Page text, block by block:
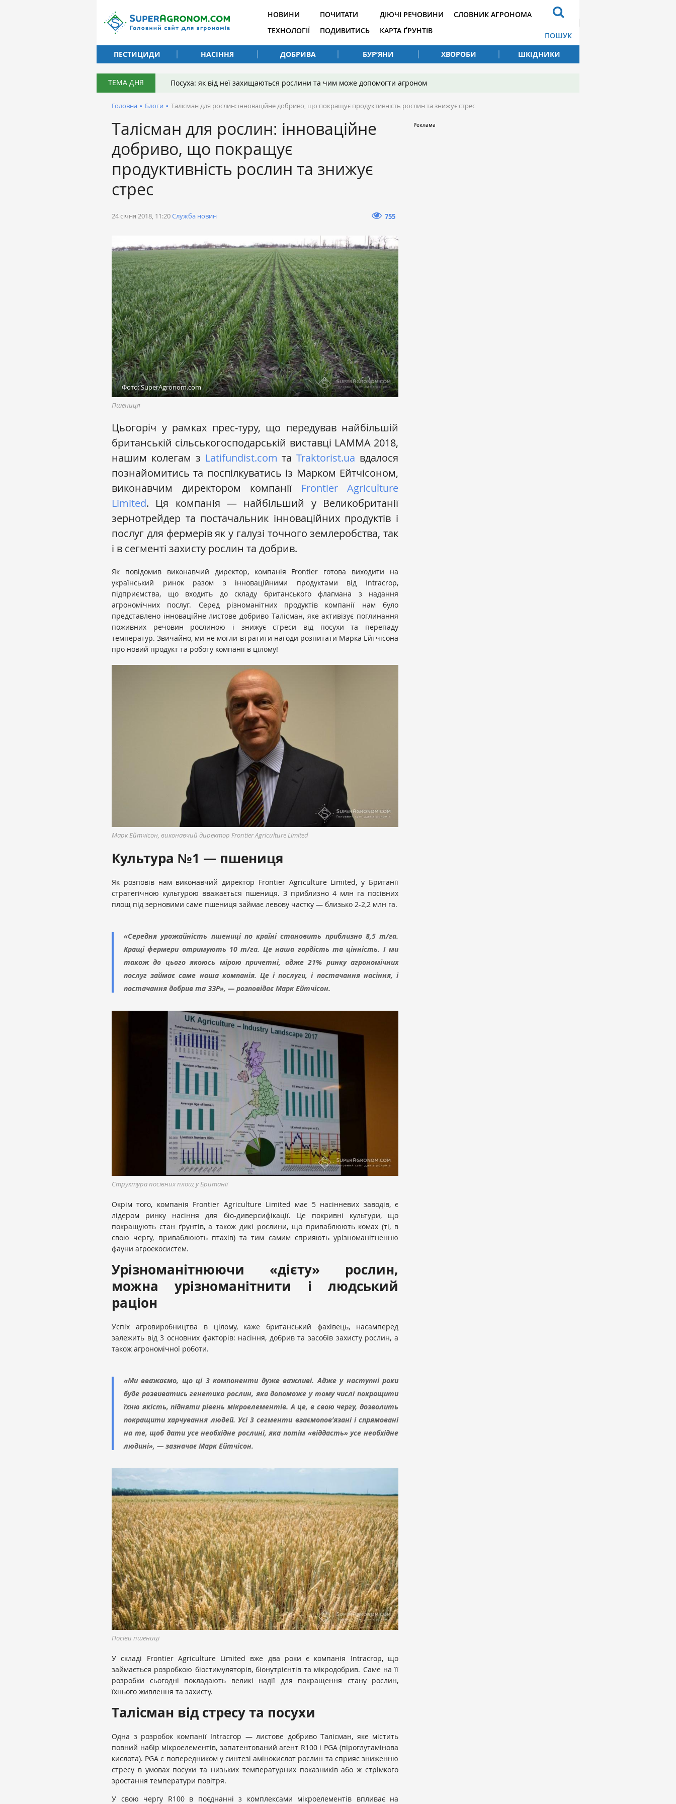
НОВИНИ
ТЕХНОЛОГІЇ
ПОЧИТАТИ
ПОДИВИТИСЬ
ДІЮЧІ РЕЧОВИНИ
КАРТА ҐРУНТІВ
СЛОВНИК АГРОНОМА
ПОШУК
ПЕСТИЦИДИ
НАСІННЯ ДОБРИВА БУР’ЯНИ ХВОРОБИ ШКІДНИКИ
ТЕМА ДНЯ Посуха: як від неї захищаються рослини та чим може допомогти агроном
Головна • Блоги • Талісман для рослин: інноваційне добриво, що покращує продуктивність рослин та знижує стрес
Талісман для рослин: інноваційне
добриво, що покращує
продуктивність рослин та знижує
стрес
24 січня 2018, 11:20Служба новин 755
Фото: SuperAgronom.com
Пшениця
Цьогоріч у рамках прес-туру, що передував найбільшій
британській сільськогосподарській виставці LAMMA 2018,
нашим колегам з Latifundist.comтаTraktorist.ua вдалося
познайомитись та поспілкуватись із Марком Ейтчісоном,
виконавчим директором компанії
Frontier Agriculture
Limited. Ця компанія — найбільший у Великобританії
зернотрейдер та постачальник інноваційних продуктів і
послуг для фермерів як у галузі точного землеробства, так
і в сегменті захисту рослин та добрив.
Як повідомив виконавчий директор, компанія Frontier готова виходити на
український ринок разом з інноваційними продуктами від Intracrop,
підприємства, що входить до складу британського флагмана з надання
агрономічних послуг. Серед різноманітних продуктів компанії нам було
представлено інноваційне листове добриво Талісман, яке активізує поглинання
поживних речовин рослиною і знижує стреси від посухи та перепаду
температур. Звичайно, ми не могли втратити нагоди розпитати Марка Ейтчісона
про новий продукт та роботу компанії в цілому!
Марк Ейтчісон, виконавчий директор Frontier Agriculture Limited
Культура №1 — пшениця
Як розповів нам виконавчий директор Frontier Agriculture Limited, у Британії
стратегічною культурою вважається пшениця. З приблизно 4 млн га посівних
площ під зерновими саме пшениця займає левову частку — близько 2-2,2 млн га.
«Середня урожайність пшениці по країні становить приблизно 8,5 т/га.
Кращі фермери отримують 10 т/га. Це наша гордість та цінність. І ми
також до цього якоюсь мірою причетні, адже 21% ринку агрономічних
послуг займає саме наша компанія. Це і послуги, і постачання насіння, і
постачання добрив та ЗЗР», — розповідає Марк Ейтчісон.
Структура посівних площ у Британії
Окрім того, компанія Frontier Agriculture Limited має 5 насінневих заводів, є
лідером ринку насіння для біо-диверсифікації. Це покривні культури, що
покращують стан ґрунтів, а також дикі рослини, що приваблюють комах (ті, в
свою чергу, приваблюють птахів) та тим самим сприяють урізноманітненню
фауни агроекосистем.
Урізноманітнюючи «дієту» рослин,
можна урізноманітнити і людський
раціон
Успіх агровиробництва в цілому, каже британський фахівець, насамперед
залежить від 3 основних факторів: насіння, добрив та засобів захисту рослин, а
також агрономічної роботи.
«Ми вважаємо, що ці 3 компоненти дуже важливі. Адже у наступні роки
буде розвиватись генетика рослин, яка допоможе у тому числі покращити
їхню якість, підняти рівень мікроелементів. А це, в свою чергу, дозволить
покращити харчування людей. Усі 3 сегменти взаємопов’язані і спрямовані
на те, щоб дати усе необхідне рослині, яка потім «віддасть» усе необхідне
людині», — зазначає Марк Ейтчісон.
Посіви пшениці
У складі Frontier Agriculture Limited вже два роки є компанія Intracrop, що
займається розробкою біостимуляторів, біонутрієнтів та мікродобрив. Саме на її
розробки сьогодні покладають великі надії для покращення стану рослин,
їхнього живлення та захисту.
Талісман від стресу та посухи
Одна з розробок компанії Intracrop — листове добриво Талісман, яке містить
повний набір мікроелементів, запатентований агент R100 і PGA (піроглутамінова
кислота). PGA є попередником у синтезі амінокислот рослин та сприяє зниженню
стресу в умовах посухи та низьких температурних показників або ж стрімкого
зростання температури повітря.
У свою чергу R100 в поєднанні з комплексами мікроелементів впливає на